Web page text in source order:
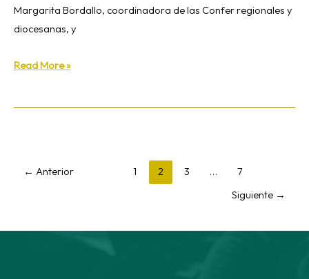
Margarita Bordallo, coordinadora de las Confer regionales y
diocesanas, y
Read More »
← Anterior 1 2 3 …
7
Siguiente →